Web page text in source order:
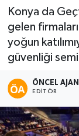
Konya da
gelen
yoğun
güvenliği
ÖNCEL
EDITÖR
Magazin
Yaşam